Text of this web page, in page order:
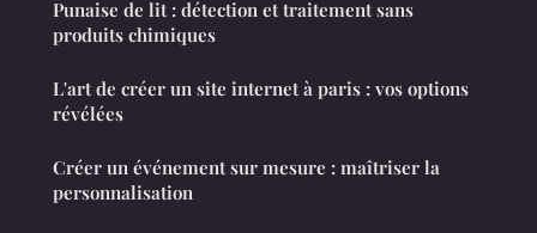
Punaise de lit : détection et traitement sans
produits chimiques
L'art de créer un site internet à paris : vos options
révélées
Créer un événement sur mesure : maîtriser la
personnalisation